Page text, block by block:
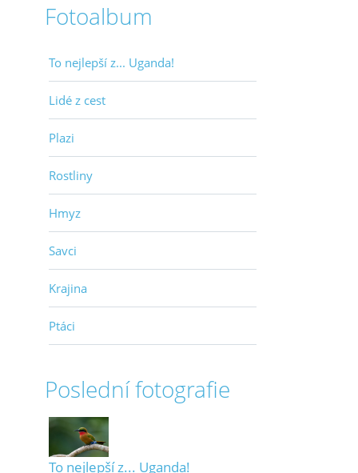
Fotoalbum
To nejlepší z... Uganda!
Lidé z cest
Plazi
Rostliny
Hmyz
Savci
Krajina
Ptáci
Poslední fotografie
To nejlepší z... Uganda!